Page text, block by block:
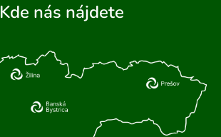
Kde nás nájdete